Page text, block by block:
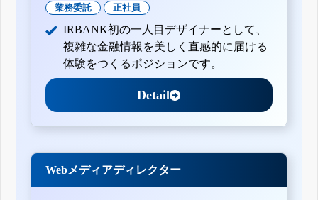
業務委託 正社員
IRBANK初の一人目デザイナーとして、
複雑な金融情報を美しく直感的に届ける
体験をつくるポジションです。
Detail
Webメディアディレクター